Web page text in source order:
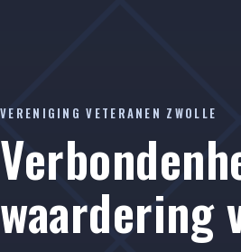
VERENIGING VETERANEN ZWOLLE
waardering